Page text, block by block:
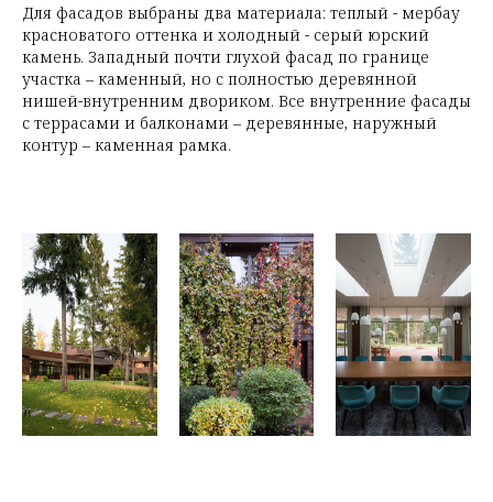
Для фасадов выбраны два материала: теплый - мербау
красноватого оттенка и холодный - серый юрский
камень. Западный почти глухой фасад по границе
участка – каменный, но с полностью деревянной
нишей-внутренним двориком. Все внутренние фасады
с террасами и балконами – деревянные, наружный
контур – каменная рамка.